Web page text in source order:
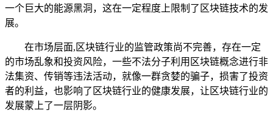
一个巨大的能源黑洞，这在一定程度上限制了区块链技术的发
展。
在市场层面,区块链行业的监管政策尚不完善，存在一定
的市场乱象和投资风险，一些不法分子利用区块链概念进行非
法集资、传销等违法活动，就像一群贪婪的骗子，损害了投资
者的利益，也影响了区块链行业的健康发展，让区块链行业的
发展蒙上了一层阴影。